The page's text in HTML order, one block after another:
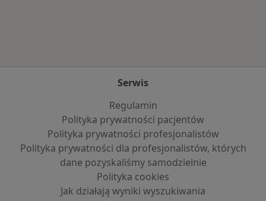
Serwis
Regulamin
Polityka prywatności pacjentów
Polityka prywatności profesjonalistów
Polityka prywatności dla profesjonalistów, których
dane pozyskaliśmy samodzielnie
Polityka cookies
Jak działają wyniki wyszukiwania